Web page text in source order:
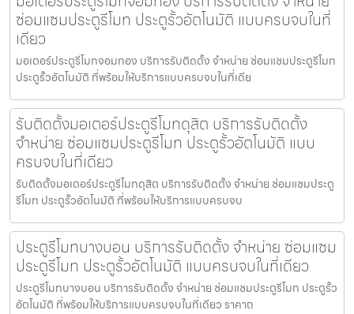
ซ่อมแซมประตูรีโมท ประตูรั้วอัตโนมัติ แบบครบจบในที่
เดียว
มอเตอร์ประตูรีโมทจอมทอง บริการรับติดตั้ง จำหน่าย ซ่อมแซมประตูรีโมท
ประตูรั้วอัตโนมัติ ที่พร้อมให้บริการแบบครบจบในที่เดีย
รับติดตั้งมอเตอร์ประตูรีโมทดุสิต บริการรับติดตั้ง
จำหน่าย ซ่อมแซมประตูรีโมท ประตูรั้วอัตโนมัติ แบบ
ครบจบในที่เดียว
รับติดตั้งมอเตอร์ประตูรีโมทดุสิต บริการรับติดตั้ง จำหน่าย ซ่อมแซมประตู
รีโมท ประตูรั้วอัตโนมัติ ที่พร้อมให้บริการแบบครบจบ
ประตูรีโมทบางบอน บริการรับติดตั้ง จำหน่าย ซ่อมแซม
ประตูรีโมท ประตูรั้วอัตโนมัติ แบบครบจบในที่เดียว
ประตูรีโมทบางบอน บริการรับติดตั้ง จำหน่าย ซ่อมแซมประตูรีโมท ประตูรั้ว
อัตโนมัติ ที่พร้อมให้บริการแบบครบจบในที่เดียว ราคาถ